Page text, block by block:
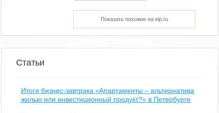
Показать похожие на eip.ru
Статьи
Итоги бизнес-завтрака «Апартаменты – альтернатива
жилью или инвестиционный продукт?» в Петербурге